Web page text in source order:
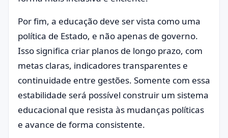
Por fim, a educação deve ser vista como uma
política de Estado, e não apenas de governo.
Isso significa criar planos de longo prazo, com
metas claras, indicadores transparentes e
continuidade entre gestões. Somente com essa
estabilidade será possível construir um sistema
educacional que resista às mudanças políticas
e avance de forma consistente.